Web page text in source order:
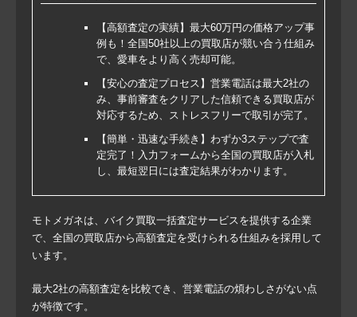
【高額査定の実績】最大60万円の価格アップ事
例も！全国50社以上の買取店が競い合う仕組み
で、愛車をより高く売却可能。
【安心の査定プロセス】営業電話は最大2社の
み、事前審査をクリアした信頼できる買取店が
対応するため、ストレスフリーで取引が完了。
【簡単・迅速な手続き】わずか3ステップで査
定完了！入力フォームから全国の買取店が入札
し、最短翌日には査定結果がわかります。
モトメガネは、バイク買取一括査定サービスを提供する企業
で、全国の買取店から高額査定を受けられる仕組みを採用して
います。
最大2社の高額査定を比較でき、営業電話の煩わしさがない点
が特徴です。